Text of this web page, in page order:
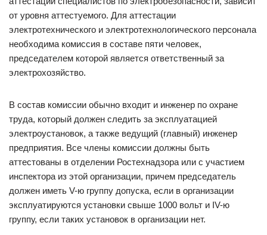
от уровня аттестуемого. Для аттестации
электротехнического и электротехнологического персонала
необходима комиссия в составе пяти человек,
председателем которой является ответственный за
электрохозяйство.
В состав комиссии обычно входит и инженер по охране
труда, который должен следить за эксплуатацией
электроустановок, а также ведущий (главный) инженер
предприятия. Все члены комиссии должны быть
аттестованы в отделении Ростехнадзора или с участием
инспектора из этой организации, причем председатель
должен иметь V-ю группу допуска, если в организации
эксплуатируются установки свыше 1000 вольт и IV-ю
группу, если таких установок в организации нет.